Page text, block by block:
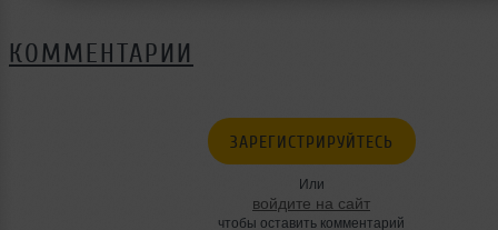
КОММЕНТАРИИ
ЗАРЕГИСТРИРУЙТЕСЬ
Или
войдите на сайт
чтобы оставить комментарий